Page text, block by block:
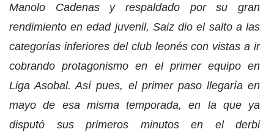
Manolo Cadenas y respaldado por su gran
rendimiento en edad juvenil, Saiz dio el salto a las
categorías inferiores del club leonés con vistas a ir
cobrando protagonismo en el primer equipo en
Liga Asobal. Así pues, el primer paso llegaría en
mayo de esa misma temporada, en la que ya
disputó sus primeros minutos en el derbi